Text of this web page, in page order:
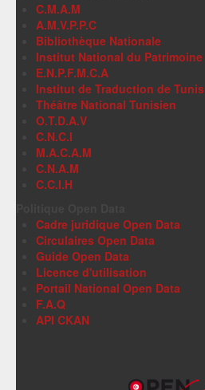
C.M.A.M
A.M.V.P.P.C
Bibliothèque Nationale
Institut National du Patrimoine
E.N.P.F.M.C.A
Institut de Traduction de Tunis
Théâtre National Tunisien
O.T.D.A.V
C.N.C.I
M.A.C.A.M
C.N.A.M
C.C.I.H
Cadre juridique Open Data
Circulaires Open Data
Guide Open Data
Licence d'utilisation
Portail National Open Data
F.A.Q
API CKAN